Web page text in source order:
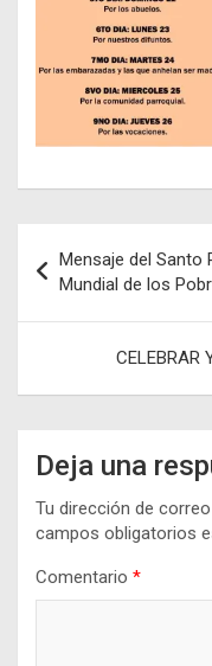
de
entradas
Mensaje del Santo
Mundial de los
CELEBRAR
Deja una
Tu dirección de
campos obligatorios
Comentario *